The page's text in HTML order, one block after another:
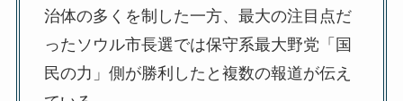
治体の多くを制した一方、最大の注目点だ
ったソウル市長選では保守系最大野党「国
民の力」側が勝利したと複数の報道が伝え